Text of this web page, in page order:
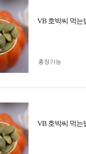
VB 호박씨 먹는
흥정가능
VB 호박씨 먹는